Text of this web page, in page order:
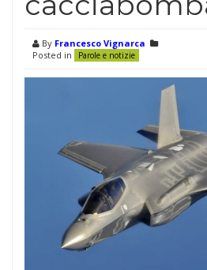
By Francesco Vignarca
Posted in
Parole e notizie